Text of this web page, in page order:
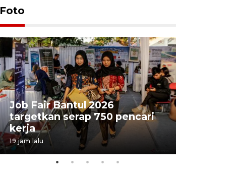
Foto
Job Fair Bantul 2026
targetkan serap 750 pencari
kerja
19 jam lalu